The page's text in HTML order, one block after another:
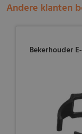
Andere klanten
Bekerhouder